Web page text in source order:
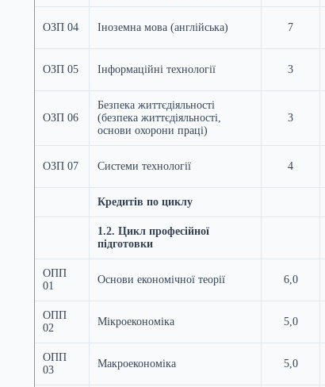
ОЗП 04 Іноземна мова (англійська) 7
ОЗП 05 Інформаційні технології 3
ОЗП 06
Безпека життєдіяльності
(безпека життєдіяльності,
основи охорони праці)
3
ОЗП 07 Системи технології 4
Кредитів по циклу
1.2. Цикл професійної
підготовки
ОПП
01
Основи економічної теорії 6,0
ОПП
02
Мікроекономіка 5,0
ОПП
03
Макроекономіка 5,0